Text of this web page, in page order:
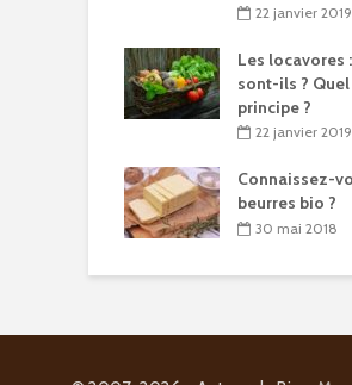
22 janvier 2019
Les locavores
sont-ils ?
principe ?
22 janvier 2019
Connaissez-
beurres bio ?
30 mai 2018